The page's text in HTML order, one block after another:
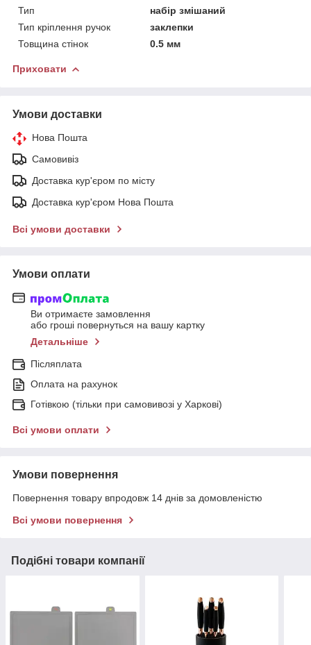
Тип
набір змішаний
Тип кріплення ручок
заклепки
Товщина стінок
0.5 мм
Приховати
Умови доставки
Нова Пошта
Самовивіз
Доставка кур'єром по місту
Доставка кур'єром Нова Пошта
Всі умови доставки
Умови оплати
Ви отримаєте замовлення
або гроші повернуться на вашу картку
Детальніше
Післяплата
Оплата на рахунок
Готівкою (тільки при самовивозі у Харкові)
Всі умови оплати
Умови повернення
Повернення товару впродовж 14 днів за домовленістю
Всі умови повернення
Подібні товари компанії